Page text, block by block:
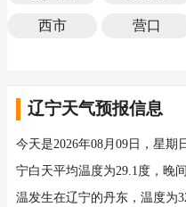
西市 营口
辽宁天气预报信息
今天是2026年08月09日，星
宁白天平均温度为29.1度，晚
温发生在辽宁的丹东，温度为